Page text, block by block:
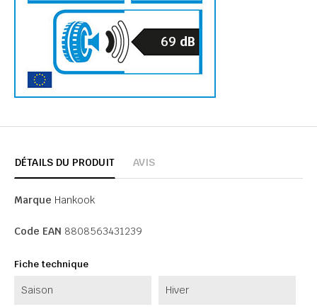
69 dB
DÉTAILS DU PRODUIT AVIS
Marque Hankook
Code EAN 8808563431239
Fiche technique
Saison Hiver